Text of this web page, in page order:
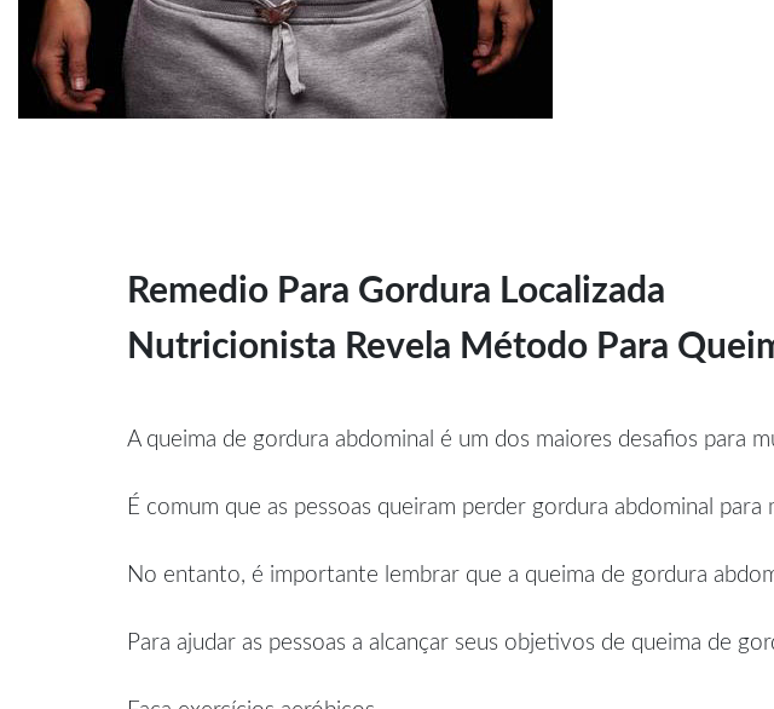
Remedio Para Gordura Localizada
Nutricionista Revela Método Para
A queima de gordura abdominal é um dos maiores desafios para
É comum que as pessoas queiram perder gordura abdominal para
No entanto, é importante lembrar que a queima de gordura
Para ajudar as pessoas a alcançar seus objetivos de queima de